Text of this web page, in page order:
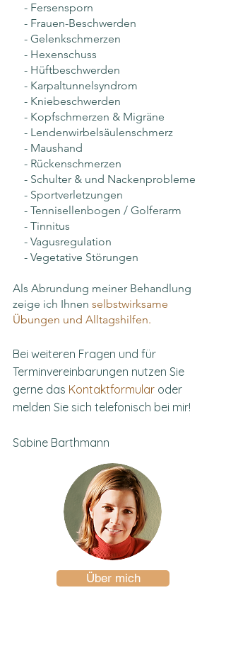
- Fersensporn
- Frauen-Beschwerden
- Gelenkschmerzen
- Hexenschuss
- Hüftbeschwerden
- Karpaltunnelsyndrom
- Kniebeschwerden
- Kopfschmerzen & Migräne
- Lendenwirbelsäulenschmerz
- Maushand
- Rückenschmerzen
- Schulter & und Nackenprobleme
- Sportverletzungen
- Tennisellenbogen / Golferarm
- Tinnitus
- Vagusregulation
- Vegetative Störungen
Als Abrundung meiner Behandlung
zeige ich Ihnen selbstwirksame
Übungen und Alltagshilfen.
Bei weiteren Fragen und für
Terminvereinbarungen nutzen Sie
gerne das Kontaktformular oder
melden Sie sich telefonisch bei mir!
Sabine Barthmann
Über mich